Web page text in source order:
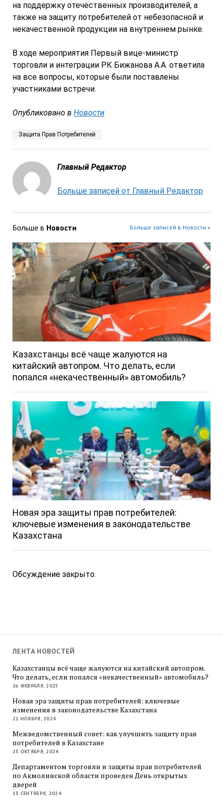
на поддержку отечественных производителей, а
также на защиту потребителей от небезопасной и
некачественной продукции на внутреннем рынке.
В ходе мероприятия Первый вице-министр
торговли и интеграции РК Бижанова А.А. ответила
на все вопросы, которые были поставлены
участниками встречи.
Опубликовано в Новости
Защита Прав Потребителей
Главный Редактор
Больше записей от Главный Редактор
Больше в Новости Больше записей в Новости »
Казахстанцы всё чаще жалуются на
китайский автопром. Что делать, если
попался «некачественный» автомобиль?
Новая эра защиты прав потребителей:
ключевые изменения в законодательстве
Казахстана
Обсуждение закрыто.
ЛЕНТА НОВОСТЕЙ
Казахстанцы всё чаще жалуются на китайский автопром.
Что делать, если попался «некачественный» автомобиль?
26 ФЕВРАЛЯ, 2025
Новая эра защиты прав потребителей: ключевые
изменения в законодательстве Казахстана
21 НОЯБРЯ, 2024
Межведомственный совет: как улучшить защиту прав
потребителей в Казахстане
23 ОКТЯБРЯ, 2024
Департаментом торговли и защиты прав потребителей
по Акмолинской области проведен День открытых
дверей
13 СЕНТЯБРЯ, 2024